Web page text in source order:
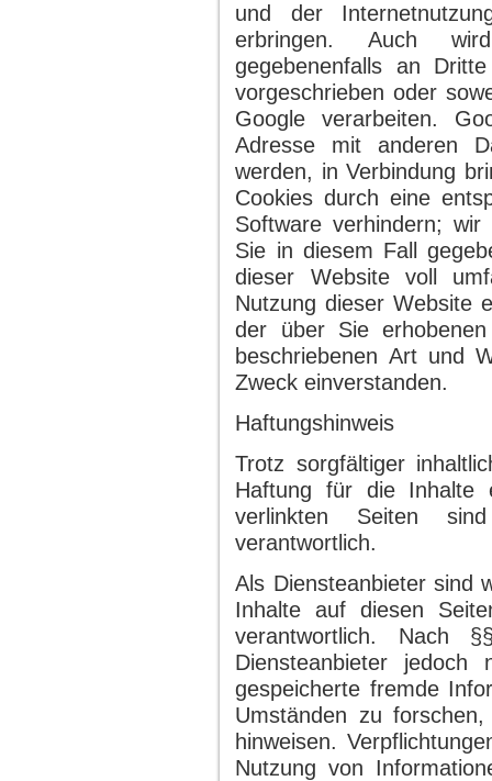
und der
erbringen. Auch
gegebenenfalls an
vorgeschrieben oder
Google verarbeiten.
Adresse mit anderen
werden, in Verbindung
Cookies durch eine
Software verhindern;
Sie in diesem Fall
dieser Website voll
Nutzung dieser Website
der über Sie
beschriebenen Art und
Zweck einverstanden.
Haftungshinweis
Trotz sorgfältiger
Haftung für die Inhalte
verlinkten Seiten
verantwortlich.
Als Diensteanbieter sind
Inhalte auf diesen
verantwortlich.
Diensteanbieter jedoch
gespeicherte fremde
Umständen zu
hinweisen.
Nutzung von